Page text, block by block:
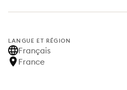
LANGUE ET RÉGION
Français
France